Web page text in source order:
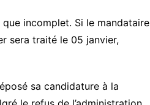
incomplet. Si le mandataire
sera traité le 05 janvier,
sa candidature à la